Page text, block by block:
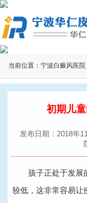
当前位置： 宁波白癜风医院
初期儿
发布日期：2018年
孩子正处于发展的
较低，这非常容易让